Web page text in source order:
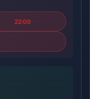
22:00